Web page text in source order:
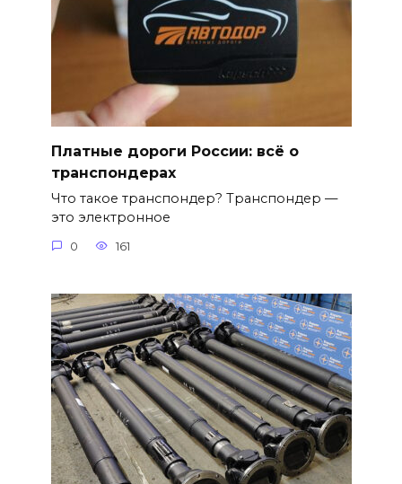
Платные дороги России: всё о
транспондерах
Что такое транспондер? Транспондер —
это электронное
0 161